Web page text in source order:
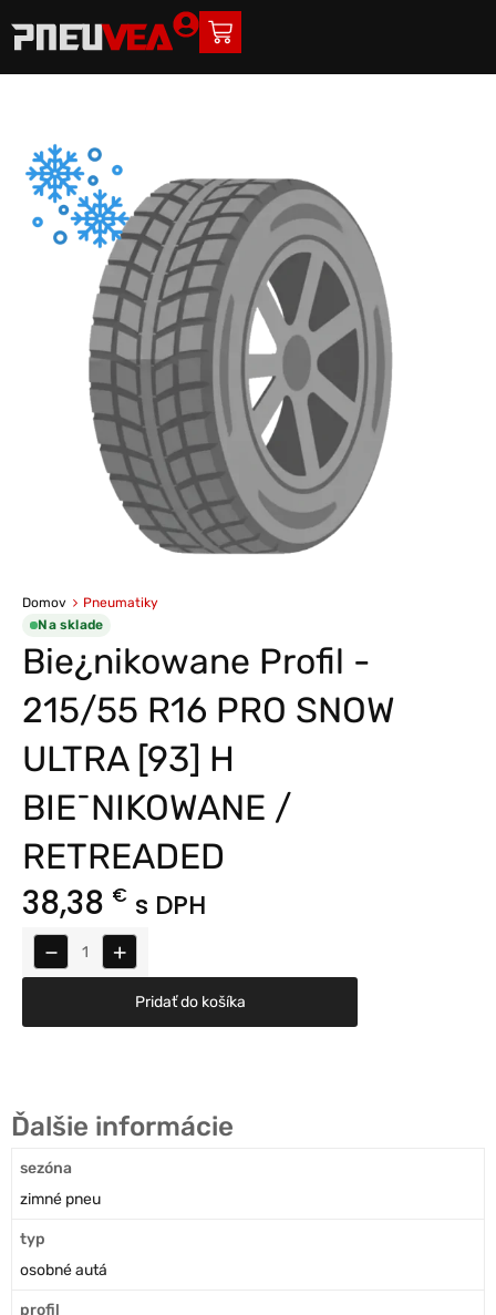
Domov
Pneumatiky
Na sklade
Bie¿nikowane Profil -
215/55 R16 PRO SNOW
ULTRA [93] H
BIE¯NIKOWANE /
RETREADED
38,38 € s DPH
− +
Pridať do košíka
Ďalšie informácie
sezóna
zimné pneu
typ
osobné autá
profil